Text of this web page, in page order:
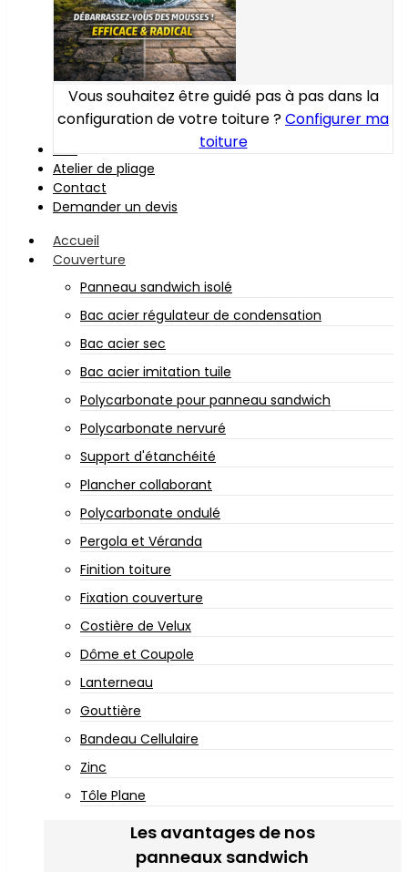
Vous souhaitez être guidé pas à pas dans la
configuration de votre toiture ?Configurer ma
toiture
Atelier de pliage
Contact
Demander un devis
Accueil
Couverture
Panneau sandwich isolé
Bac acier régulateur de condensation
Bac acier sec
Bac acier imitation tuile
Polycarbonate pour panneau sandwich
Polycarbonate nervuré
Support d'étanchéité
Plancher collaborant
Polycarbonate ondulé
Pergola et Véranda
Finition toiture
Fixation couverture
Costière de Velux
Dôme et Coupole
Lanterneau
Gouttière
Bandeau Cellulaire
Zinc
Tôle Plane
Les avantages de nos
panneaux sandwich